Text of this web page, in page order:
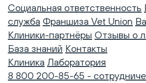
Социальная ответственность
служба Франшиза Vet Union
Клиники-партнёры Отзывы о
База знаний Контакты
Клиника Лаборатория
8 800 200-85-65 -